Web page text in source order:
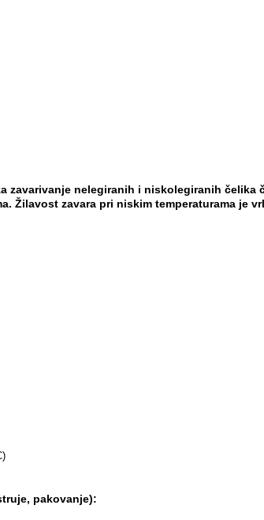
zavarivanje nelegiranih i niskolegiranih čelika
Žilavost zavara pri niskim temperaturama je
pakovanje):